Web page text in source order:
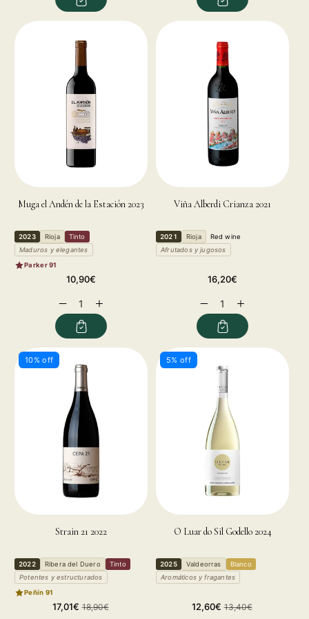
Muga el Andén de la Estación 2023
2023 Rioja
Tinto
Maduros y elegantes
Parker 91
Regular
10,90€
Decrease
quantity
Increase
quantity
for
Viña Alberdi Crianza 2021
2021 Rioja
Red wine
Afrutados y jugosos
Regular
16,20€
Decrease
quantity
Increase
quantity
for
10% off
Strain 21 2022
2022 Ribera del Duero
Tinto
Potentes y estructurados
Peñín 91
Sale
17,01€ Regular
18,90€
5% off
O Luar do Sil Godello 2024
2025 Valdeorras
Blanco
Aromáticos y fragantes
Sale
12,60€ Regular
13,40€